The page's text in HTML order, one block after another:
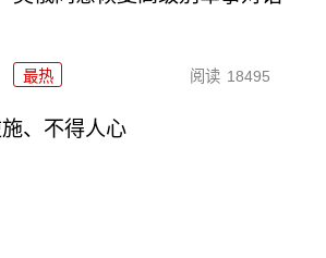
最热 阅读 18495
、不得人心